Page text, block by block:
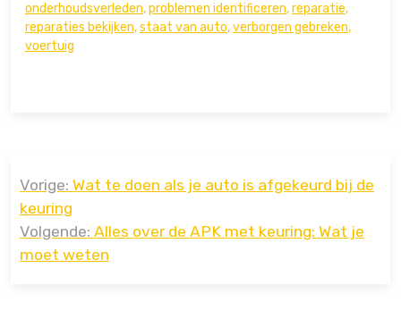
onderhoudsverleden,problemen identificeren,reparatie,
reparaties bekijken,staat van auto,verborgen gebreken,
voertuig
navigatie
Vorige: Wat te doen als je auto is afgekeurd bij de
keuring
Volgende: Alles over de APK met keuring: Wat je
moet weten